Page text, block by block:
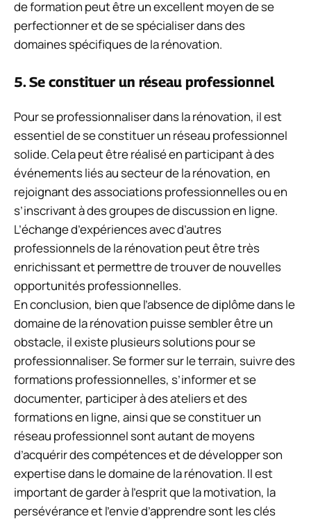
de formation peut être un excellent moyen de se
perfectionner et de se spécialiser dans des
domaines spécifiques de la rénovation.
5. Se constituer un réseau professionnel
Pour se professionnaliser dans la rénovation, il est
essentiel de se constituer un réseau professionnel
solide. Cela peut être réalisé en participant à des
événements liés au secteur de la rénovation, en
rejoignant des associations professionnelles ou en
s’inscrivant à des groupes de discussion en ligne.
L’échange d’expériences avec d’autres
professionnels de la rénovation peut être très
enrichissant et permettre de trouver de nouvelles
opportunités professionnelles.
En conclusion, bien que l’absence de diplôme dans le
domaine de la rénovation puisse sembler être un
obstacle, il existe plusieurs solutions pour se
professionnaliser. Se former sur le terrain, suivre des
formations professionnelles, s’informer et se
documenter, participer à des ateliers et des
formations en ligne, ainsi que se constituer un
réseau professionnel sont autant de moyens
d’acquérir des compétences et de développer son
expertise dans le domaine de la rénovation. Il est
important de garder à l’esprit que la motivation, la
persévérance et l’envie d’apprendre sont les clés